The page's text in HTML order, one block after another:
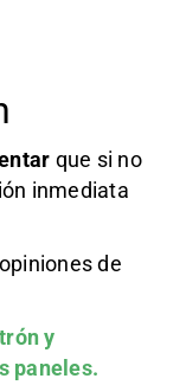
que si no
inmediata
de
y
paneles.